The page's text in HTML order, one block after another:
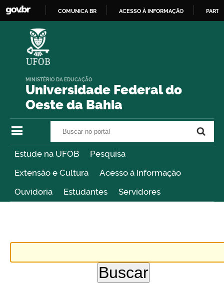
COMUNICA BR ACESSO À INFORMAÇÃO
Universidade Federal do
Oeste da Bahia
MINISTÉRIO DA EDUCAÇÃO
Estude na UFOB
Pesquisa
Extensão e Cultura
Acesso à Informação
Ouvidoria
Estudantes Servidores